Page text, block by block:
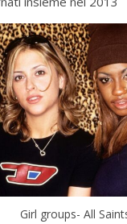
Girl groups- All